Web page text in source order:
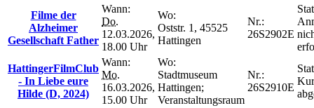
Filme der
Alzheimer
Gesellschaft Father
Wann:
Do.
12.03.2026,
18.00 Uhr
Wo:
Oststr. 1, 45525
Hattingen
Nr.:
26S2902E
HattingerFilmClub
- In Liebe eure
Hilde (D, 2024)
Wann:
Mo.
16.03.2026,
15.00 Uhr
Wo:
Stadtmuseum
Hattingen;
Veranstaltungsraum
Nr.:
26S2910E